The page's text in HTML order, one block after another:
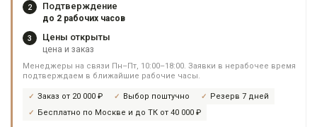
2 Подтверждение
до 2 рабочих часов
3 Цены открыты
цена и заказ
Менеджеры на связи Пн–Пт, 10:00–18:00. Заявки в нерабочее время
подтверждаем в ближайшие рабочие часы.
Заказ от 20 000 ₽ Выбор поштучно
Резерв 7 дней
Бесплатно по Москве и до ТК от 40 000 ₽